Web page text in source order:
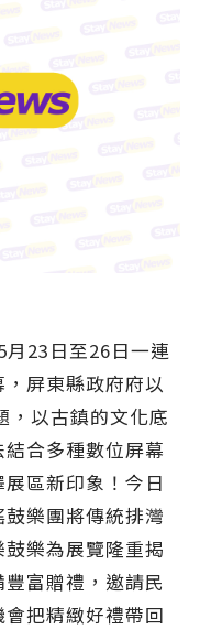
23日至26日一連
屏東縣政府府以
，以古鎮的文化底
合多種數位屏幕
區新印象！今日
樂團將傳統排灣
樂為展覽隆重揭
富贈禮，邀請民
把精緻好禮帶回